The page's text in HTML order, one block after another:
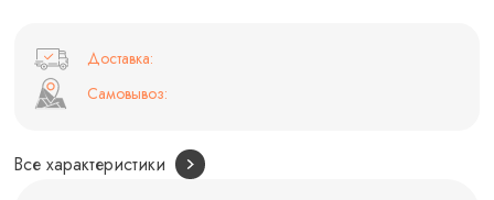
Доставка:
Самовывоз:
Все характеристики